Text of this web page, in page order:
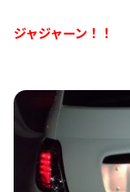
ジャジャーン！！